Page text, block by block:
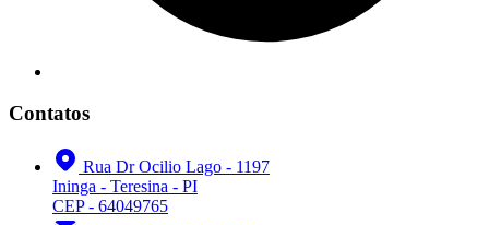
Contatos
Rua Dr Ocilio Lago - 1197
Ininga - Teresina - PI
CEP - 64049765